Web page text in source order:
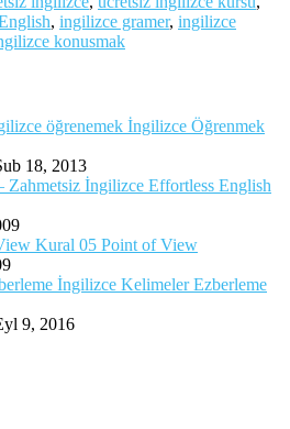
, ingilizce gramer, ingilizce
konusmak
İngilizce Öğrenmek
18, 2013
Effortless English
Kural 05 Point of View
İngilizce Kelimeler Ezberleme
9, 2016